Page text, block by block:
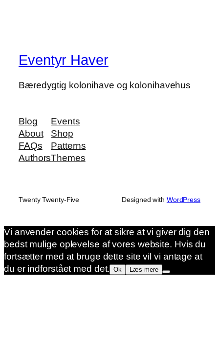
Eventyr Haver
Bæredygtig kolonihave og kolonihavehus
Blog
About
FAQs
Authors
Events
Shop
Patterns
Themes
Twenty Twenty-Five Designed with WordPress
Vi anvender cookies for at sikre at vi giver dig den
bedst mulige oplevelse af vores website. Hvis du
fortsætter med at bruge dette site vil vi antage at
du er indforstået med det. Ok Læs mere